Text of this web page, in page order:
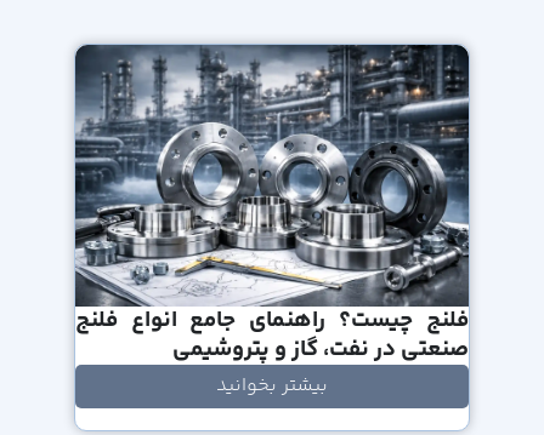
فلنج چیست؟ راهنمای جامع انواع فلنج
صنعتی در نفت، گاز و پتروشیمی
بیشتر بخوانید